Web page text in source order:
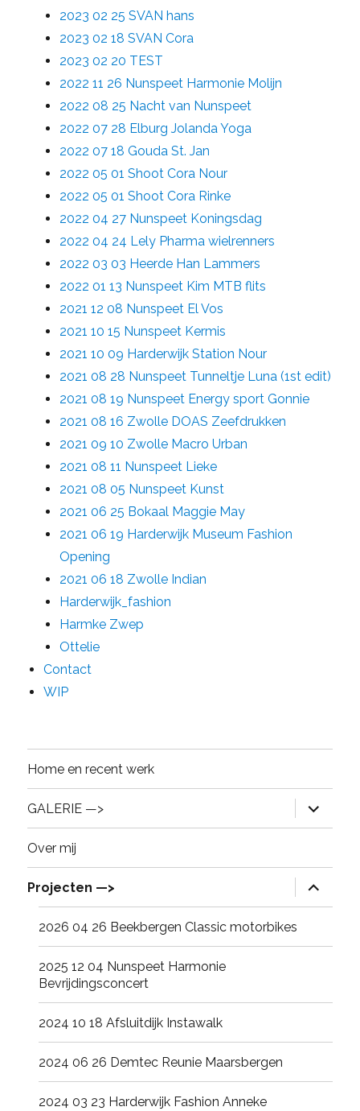
2023 02 25 SVAN hans
2023 02 18 SVAN Cora
2023 02 20 TEST
2022 11 26 Nunspeet Harmonie Molijn
2022 08 25 Nacht van Nunspeet
2022 07 28 Elburg Jolanda Yoga
2022 07 18 Gouda St. Jan
2022 05 01 Shoot Cora Nour
2022 05 01 Shoot Cora Rinke
2022 04 27 Nunspeet Koningsdag
2022 04 24 Lely Pharma wielrenners
2022 03 03 Heerde Han Lammers
2022 01 13 Nunspeet Kim MTB flits
2021 12 08 Nunspeet El Vos
2021 10 15 Nunspeet Kermis
2021 10 09 Harderwijk Station Nour
2021 08 28 Nunspeet Tunneltje Luna (1st edit)
2021 08 19 Nunspeet Energy sport Gonnie
2021 08 16 Zwolle DOAS Zeefdrukken
2021 09 10 Zwolle Macro Urban
2021 08 11 Nunspeet Lieke
2021 08 05 Nunspeet Kunst
2021 06 25 Bokaal Maggie May
2021 06 19 Harderwijk Museum Fashion
Opening
2021 06 18 Zwolle Indian
Harderwijk_fashion
Harmke Zwep
Ottelie
Contact
WIP
Home en recent werk
GALERIE —>
expand
child
menu
Over mij
Projecten —>
expand
child
menu
2026 04 26 Beekbergen Classic motorbikes
2025 12 04 Nunspeet Harmonie
Bevrijdingsconcert
2024 10 18 Afsluitdijk Instawalk
2024 06 26 Demtec Reunie Maarsbergen
2024 03 23 Harderwijk Fashion Anneke